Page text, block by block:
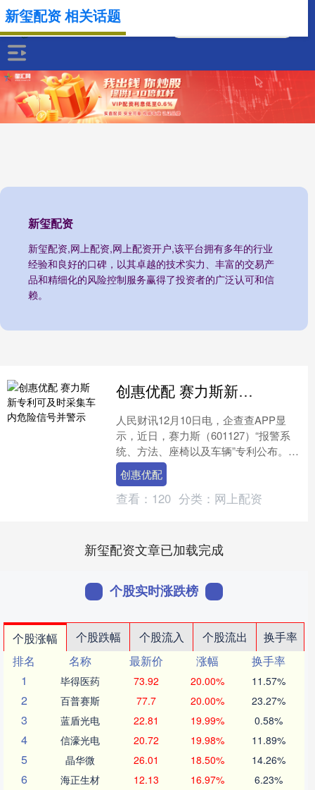
新玺配资
新玺配资,网上配资,网上配资开户,该平台拥有多年的行业
经验和良好的口碑，以其卓越的技术实力、丰富的交易产
品和精细化的风险控制服务赢得了投资者的广泛认可和信
赖。
新玺配资 相关话题
创惠优配 赛力斯新专利可及时采集车内危险信号并警示
人民财讯12月10日电，企查查APP显
示，近日，赛力斯（601127）“报警系
统、方法、座椅以及车辆”专利公布。企
查查专利摘要显示，本发明涉及车辆技
术领域，能够....
创惠优配
查看： 120 分类： 网上配资
新玺配资文章已加载完成
个股实时涨跌榜
个股涨幅 个股跌幅 个股流入 个股流出
换手率
排名
名称 最新价 涨幅
换手率
1
毕得医药 73.92 20.00% 11.57%
2 百普赛斯 77.7 20.00% 23.27%
3 蓝盾光电 22.81 19.99% 0.58%
4 信濠光电 20.72 19.98% 11.89%
5 晶华微 26.01 18.50% 14.26%
6 海正生材 12.13 16.97% 6.23%